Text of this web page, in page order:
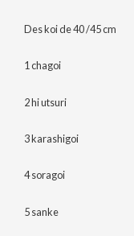
Des koi de 40 /45 cm
1 chagoi
2 hi utsuri
3 karashigoi
4 soragoi
5 sanke